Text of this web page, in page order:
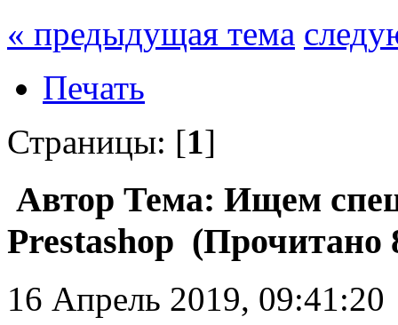
« предыдущая тема
Печать
Страницы: [1]
Автор Тема: Ищем
Prestashop (Прочитано
16 Апрель 2019, 09:41:20